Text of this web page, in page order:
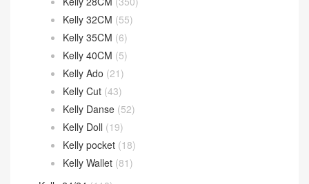
Kelly 32CM (55)
Kelly 35CM (6)
Kelly 40CM (5)
Kelly Ado(21)
Kelly Cut(43)
Kelly Danse(52)
Kelly Doll(19)
Kelly pocket (18)
Kelly Wallet(81)